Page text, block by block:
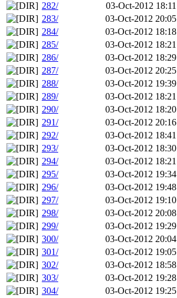
282/
03-Oct-2012 18:11
283/
03-Oct-2012 20:05
284/
03-Oct-2012 18:18
285/
03-Oct-2012 18:21
286/
03-Oct-2012 18:29
287/
03-Oct-2012 20:25
288/
03-Oct-2012 19:39
289/
03-Oct-2012 18:21
290/
03-Oct-2012 18:20
291/
03-Oct-2012 20:16
292/
03-Oct-2012 18:41
293/
03-Oct-2012 18:30
294/
03-Oct-2012 18:21
295/
03-Oct-2012 19:34
296/
03-Oct-2012 19:48
297/
03-Oct-2012 19:10
298/
03-Oct-2012 20:08
299/
03-Oct-2012 19:29
300/
03-Oct-2012 20:04
301/
03-Oct-2012 19:05
302/
03-Oct-2012 18:58
303/
03-Oct-2012 19:28
304/
03-Oct-2012 19:25